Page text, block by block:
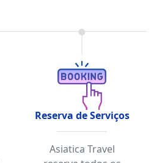
Reserva de Serviços
Asiatica Travel